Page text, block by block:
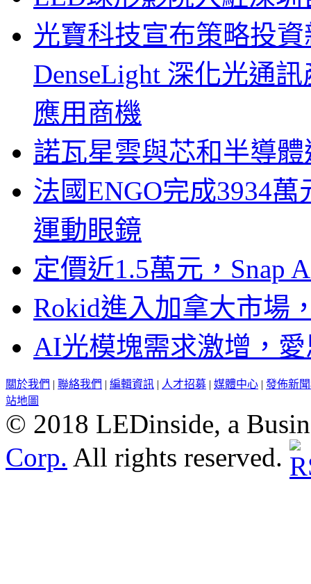
光寶科技宣布策略投
DenseLight 深化光通
應用商機
諾瓦星雲與芯和半導
法國ENGO完成3934
運動眼鏡
定價近1.5萬元，Snap
Rokid進入加拿大市場
AI光模塊需求激增，
關於我們 | 聯絡我們 | 編輯資訊 | 人才招募 | 媒體中心 | 發佈新
站地圖
© 2018 LEDinside, a
Corp. All rights reserved.